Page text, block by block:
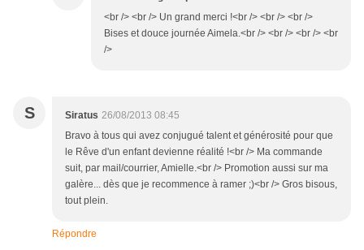
<br /> <br /> Un grand merci !<br /> <br /> <br />
Bises et douce journée Aimela.<br /> <br /> <br /> <br
/>
S Siratus 26/08/2013 08:45
Bravo à tous qui avez conjugué talent et générosité pour que
le Rêve d'un enfant devienne réalité !<br /> Ma commande
suit, par mail/courrier, Amielle.<br /> Promotion aussi sur ma
galère... dès que je recommence à ramer ;)<br /> Gros bisous,
tout plein.
Répondre